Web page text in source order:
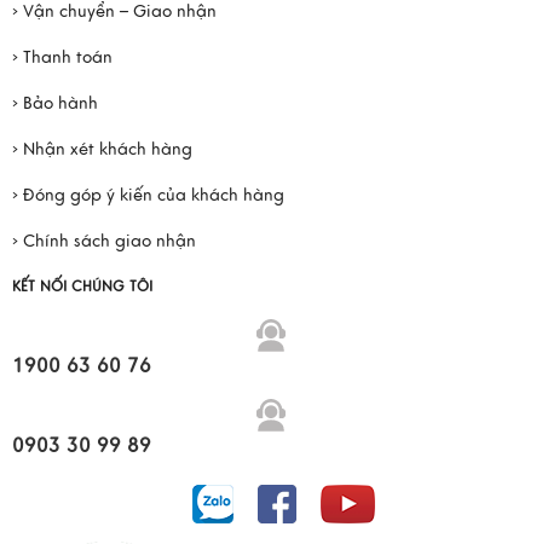
› Vận chuyển – Giao nhận
› Thanh toán
› Bảo hành
› Nhận xét khách hàng
› Đóng góp ý kiến của khách hàng
› Chính sách giao nhận
KẾT NỐI CHÚNG TÔI
1900 63 60 76
0903 30 99 89